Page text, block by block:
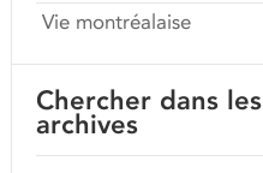
Vie montréalaise
Chercher dans les
archives